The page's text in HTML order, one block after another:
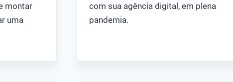
montar
uma
com sua agência digital, em plena
pandemia.